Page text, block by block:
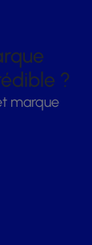
?
marque